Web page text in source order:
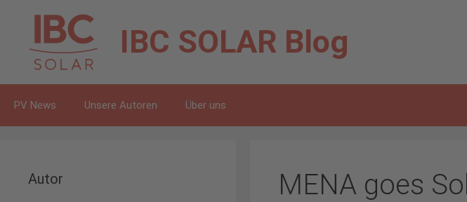
springen
IBC SOLAR Blog
PV News Unsere Autoren Über uns
MENA goes
Autor